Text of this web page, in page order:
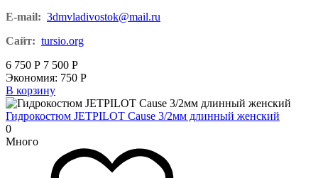
E-mail: 3dmvladivostok@mail.ru
Сайт: tursio.org
6 750 Р 7 500 Р
Экономия: 750 Р
В корзину
Гидрокостюм JETPILOT Cause 3/2мм длинный женский
0
Много